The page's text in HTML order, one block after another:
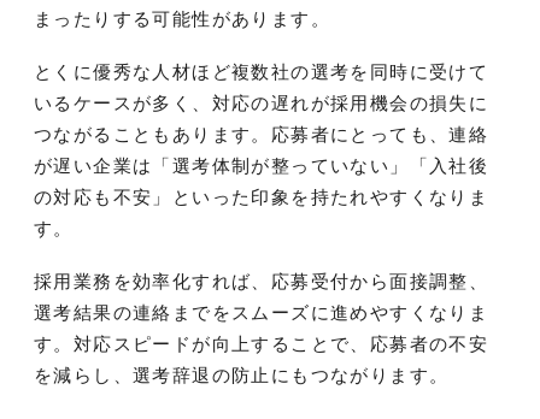
まったりする可能性があります。
とくに優秀な人材ほど複数社の選考を同時に受けて
いるケースが多く、対応の遅れが採用機会の損失に
つながることもあります。応募者にとっても、連絡
が遅い企業は「選考体制が整っていない」「入社後
の対応も不安」といった印象を持たれやすくなりま
す。
採用業務を効率化すれば、応募受付から面接調整、
選考結果の連絡までをスムーズに進めやすくなりま
す。対応スピードが向上することで、応募者の不安
を減らし、選考辞退の防止にもつながります。